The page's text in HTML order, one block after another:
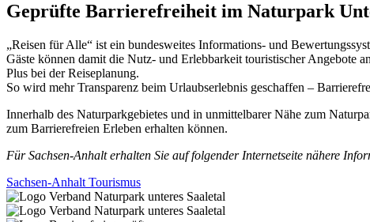
Geprüfte Barrierefreiheit im Naturpark
„Reisen für Alle“ ist ein bundesweites Informations- und
Gäste können damit die Nutz- und Erlebbarkeit touristischer Angebote
Plus bei der Reiseplanung.
So wird mehr Transparenz beim Urlaubserlebnis geschaffen –
Innerhalb des Naturparkgebietes und in unmittelbarer Nähe zum
zum Barrierefreien Erleben erhalten können.
Für Sachsen-Anhalt erhalten Sie auf folgender Internetseite nähere
Sachsen-Anhalt Tourismus